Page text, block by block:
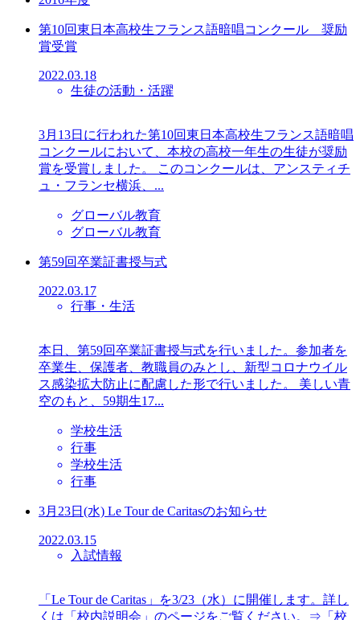
第10回東日本高校生フランス語暗唱コンクール 奨励
賞受賞
2022.03.18
生徒の活動・活躍
3月13日に行われた第10回東日本高校生フランス語暗唱
コンクールにおいて、本校の高校一年生の生徒が奨励
賞を受賞しました。 このコンクールは、アンスティチ
ュ・フランセ横浜、...
グローバル教育
グローバル教育
第59回卒業証書授与式
2022.03.17
行事・生活
本日、第59回卒業証書授与式を行いました。参加者を
卒業生、保護者、教職員のみとし、新型コロナウイル
ス感染拡大防止に配慮した形で行いました。 美しい青
空のもと、59期生17...
学校生活
行事
学校生活
行事
3月23日(水) Le Tour de Caritasのお知らせ
2022.03.15
入試情報
「Le Tour de Caritas」を3/23（水）に開催します。詳し
くは「校内説明会」のページをご覧ください。⇒「校